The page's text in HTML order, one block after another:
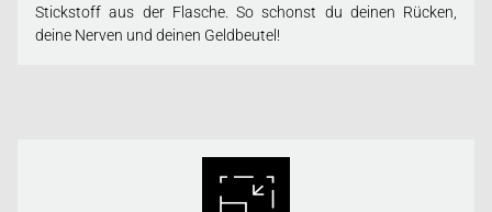
Stickstoff aus der Flasche. So schonst du deinen Rücken,
deine Nerven und deinen Geldbeutel!